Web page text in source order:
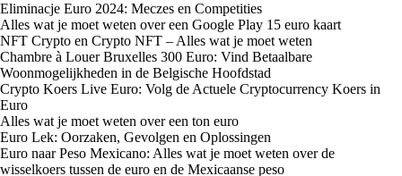
Eliminacje Euro 2024: Meczes en Competities
Alles wat je moet weten over een Google Play 15 euro kaart
NFT Crypto en Crypto NFT – Alles wat je moet weten
Chambre à Louer Bruxelles 300 Euro: Vind Betaalbare
Woonmogelijkheden in de Belgische Hoofdstad
Crypto Koers Live Euro: Volg de Actuele Cryptocurrency Koers in
Euro
Alles wat je moet weten over een ton euro
Euro Lek: Oorzaken, Gevolgen en Oplossingen
Euro naar Peso Mexicano: Alles wat je moet weten over de
wisselkoers tussen de euro en de Mexicaanse peso